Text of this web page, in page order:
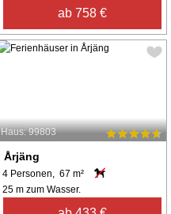
ab 758 €
Haus: 99803
Årjäng
4 Personen, 67 m²
25 m zum Wasser.